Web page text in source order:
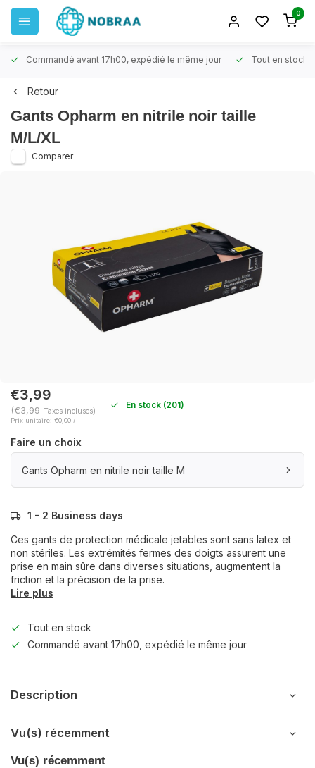
0
Commandé avant 17h00, expédié le même jour Tout en stock
Retour
Gants Opharm en nitrile noir taille
M/L/XL
Comparer
€3,99
(€3,99 Taxes incluses)
Prix unitaire: €0,00 /
En stock (201)
Faire un choix
Gants Opharm en nitrile noir taille M
1 - 2 Business days
Ces gants de protection médicale jetables sont sans latex et
non stériles. Les extrémités fermes des doigts assurent une
prise en main sûre dans diverses situations, augmentent la
friction et la précision de la prise.
Lire plus
Tout en stock
Commandé avant 17h00, expédié le même jour
Description
Vu(s) récemment
Vu(s) récemment